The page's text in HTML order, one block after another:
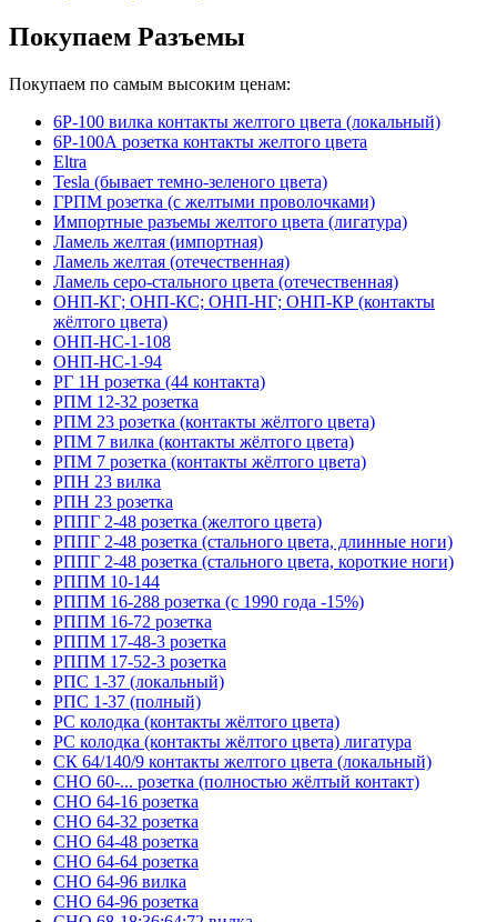
Покупаем Разъемы
Покупаем по самым высоким ценам:
6Р-100 вилка контакты желтого цвета (локальный)
6Р-100А розетка контакты желтого цвета
Eltra
Tesla (бывает темно-зеленого цвета)
ГРПМ розетка (с желтыми проволочками)
Импортные разъемы желтого цвета (лигатура)
Ламель желтая (импортная)
Ламель желтая (отечественная)
Ламель серо-стального цвета (отечественная)
ОНП-КГ; ОНП-КС; ОНП-НГ; ОНП-КР (контакты
жёлтого цвета)
ОНП-НС-1-108
ОНП-НС-1-94
РГ 1Н розетка (44 контакта)
РПМ 12-32 розетка
РПМ 23 розетка (контакты жёлтого цвета)
РПМ 7 вилка (контакты жёлтого цвета)
РПМ 7 розетка (контакты жёлтого цвета)
РПН 23 вилка
РПН 23 розетка
РППГ 2-48 розетка (желтого цвета)
РППГ 2-48 розетка (стального цвета, длинные ноги)
РППГ 2-48 розетка (стального цвета, короткие ноги)
РППМ 10-144
РППМ 16-288 розетка (с 1990 года -15%)
РППМ 16-72 розетка
РППМ 17-48-3 розетка
РППМ 17-52-3 розетка
РПС 1-37 (локальный)
РПС 1-37 (полный)
РС колодка (контакты жёлтого цвета)
РС колодка (контакты жёлтого цвета) лигатура
СК 64/140/9 контакты желтого цвета (локальный)
СНО 60-... розетка (полностью жёлтый контакт)
СНО 64-16 розетка
СНО 64-32 розетка
СНО 64-48 розетка
СНО 64-64 розетка
СНО 64-96 вилка
СНО 64-96 розетка